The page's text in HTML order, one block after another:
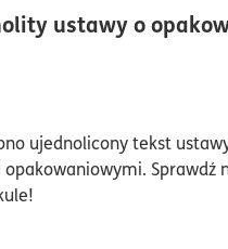
ustawy o
czytania5minuty
ujednolicony tekst
Sprawdź